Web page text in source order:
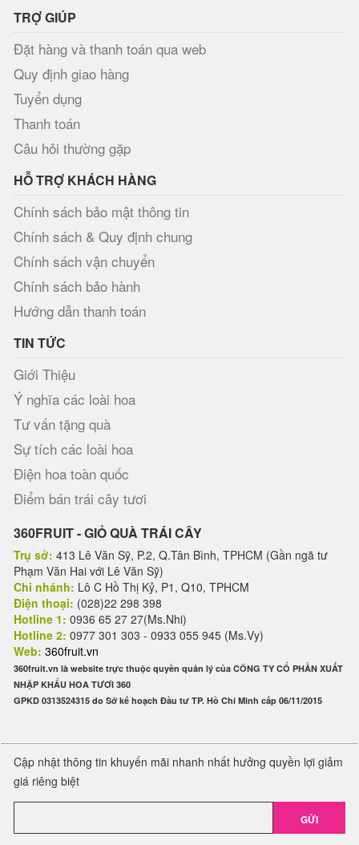
TRỢ GIÚP
Đặt hàng và thanh toán qua web
Quy định giao hàng
Tuyển dụng
Thanh toán
Câu hỏi thường gặp
HỖ TRỢ KHÁCH HÀNG
Chính sách bảo mật thông tin
Chính sách & Quy định chung
Chính sách vận chuyển
Chính sách bảo hành
Hướng dẫn thanh toán
TIN TỨC
Giới Thiệu
Ý nghĩa các loài hoa
Tư vấn tặng quà
Sự tích các loài hoa
Điện hoa toàn quốc
Điểm bán trái cây tươi
360FRUIT - GIỎ QUÀ TRÁI CÂY
Trụ sở: 413 Lê Văn Sỹ, P.2, Q.Tân Bình, TPHCM (Gần ngã tư
Phạm Văn Hai với Lê Văn Sỹ)
Chi nhánh: Lô C Hồ Thị Kỷ, P1, Q10, TPHCM
Điện thoại: (028)22 298 398
Hotline 1: 0936 65 27 27(Ms.Nhi)
Hotline 2: 0977 301 303 - 0933 055 945 (Ms.Vy)
Web: 360fruit.vn
360fruit.vn là website trực thuộc quyền quản lý của CÔNG TY CỔ PHẦN XUẤT
NHẬP KHẨU HOA TƯƠI 360
GPKD 0313524315 do Sở kế hoạch Đầu tư TP. Hồ Chí Minh cấp 06/11/2015
Cập nhật thông tin khuyến mãi nhanh nhất hưởng quyền lợi giảm
giá riêng biệt
GỬI